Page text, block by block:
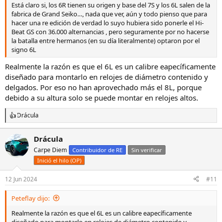
Está claro si, los 6R tienen su origen y base del 7S y los 6L salen de la
fabrica de Grand Seiko…, nada que ver, aún y todo pienso que para
hacer una re edición de verdad lo suyo hubiera sido ponerle el Hi-
Beat GS con 36.000 alternancias , pero seguramente por no hacerse
la batalla entre hermanos (en su día literalmente) optaron por el
signo 6L
Realmente la razón es que el 6L es un calibre eapecíficamente
diseñado para montarlo en relojes de diámetro contenido y
delgados. Por eso no han aprovechado más el 8L, porque
debido a su altura solo se puede montar en relojes altos.
R
e
c
c
i
e
s
Drácula
Drácula
Carpe Diem Contribuidor de RE
Sin verificar
Inició el hilo (OP)
12 Jun 2024 #11
Peteflay dijo:
Realmente la razón es que el 6L es un calibre eapecíficamente